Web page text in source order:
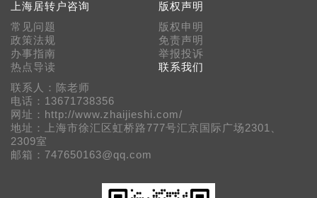
上海居转户咨询
常见问题
政策法规
办事指南
热点导读
版权声明
版权申明
免责声明
举报投诉
联系我们
联系人：陈老师
电话：13671738356
网址：http://www.zhaijieshi.com/
地址：上海市徐汇区虹桥路777号汇京国际广场2301、
2309室
邮箱：747650163@qq.com